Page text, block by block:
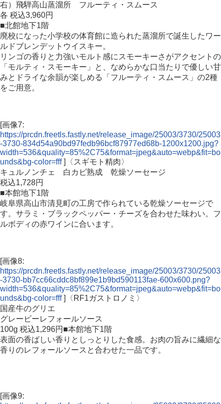
右）飛騨高山蒸溜所 フルーティ・スムース
各 税込3,960円
■北館地下1階
廃校になった小学校の体育館に造られた蒸溜所で誕生したワー
ルドブレンデットウイスキー。
リンゴの香りと力強いモルト感にスモーキーさがアクセントの
「モルティ・スモーキー」と、なめらかな口当たりで優しい甘
みとドライな余韻が楽しめる「フルーティ・スムース」の2種
をご用意。
[画像7:
https://prcdn.freetls.fastly.net/release_image/25003/3730/25003
-3730-834d54a90bd97fedb96bcf87977ed68b-1200x1200.jpg?
width=536&quality=85%2C75&format=jpeg&auto=webp&fit=bo
unds&bg-color=fff]〈スギモト精肉〉
キュルノンチェ 白カビ熟成 乾燥ソーセージ
税込1,728円
■本館地下1階
岐阜県高山市清見町の工房で作られている乾燥ソーセージで
す。サラミ・ブラックペッパー・チーズを合わせた味わい。フ
ルボディの赤ワインに合います。
[画像8:
https://prcdn.freetls.fastly.net/release_image/25003/3730/25003
-3730-bb7cc66cddc8bf899e1b9bd590113fae-600x600.png?
width=536&quality=85%2C75&format=jpeg&auto=webp&fit=bo
unds&bg-color=fff]〈RF1ガストロノミ〉
国産牛のグリエ
グレービーレフォールソース
100g 税込1,296円■本館地下1階
表面の香ばしい香りとしっとりした食感。お肉の旨みに繊細な
香りのレフォールソースと合わせた一品です。
[画像9: